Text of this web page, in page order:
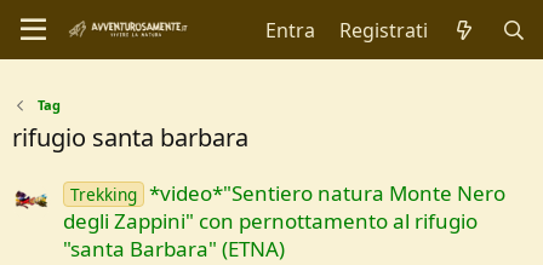
Entra Registrati
Tag
rifugio santa barbara
Trekking *video*"Sentiero natura Monte Nero
degli Zappini" con pernottamento al rifugio
"santa Barbara" (ETNA)